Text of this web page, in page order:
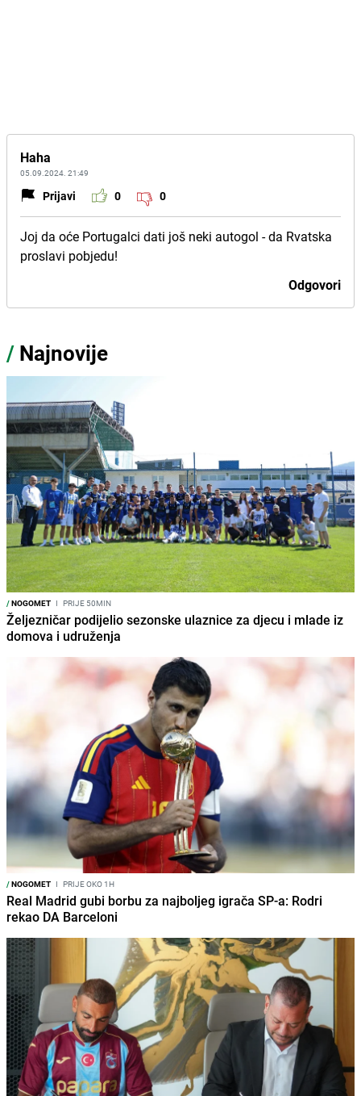
Haha
05.09.2024. 21:49
Prijavi 0 0
Joj da oće Portugalci dati još neki autogol - da Rvatska
proslavi pobjedu!
Odgovori
/ Najnovije
/NOGOMET I PRIJE 50MIN
Željezničar podijelio sezonske ulaznice za djecu i mlade iz
domova i udruženja
/NOGOMET I PRIJE OKO 1H
Real Madrid gubi borbu za najboljeg igrača SP-a: Rodri
rekao DA Barceloni